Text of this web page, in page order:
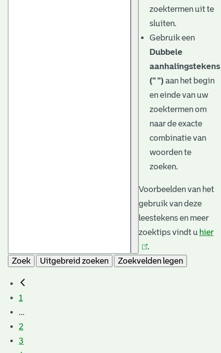
zoektermen uit te
sluiten.
Gebruik een
Dubbele
aanhalingstekens
(" ") aan het begin
en einde van uw
zoektermen om
naar de exacte
combinatie van
woorden te
zoeken.
Voorbeelden van het
gebruik van deze
leestekens en meer
zoektips vindt u hier
.
Zoek
Uitgebreid zoeken Zoekvelden legen
1
...
2
3